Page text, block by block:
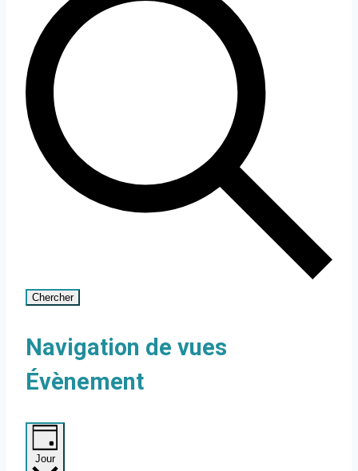
Chercher
Navigation de vues
Évènement
Jour